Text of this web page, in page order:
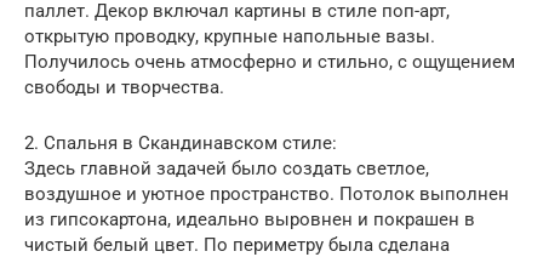
паллет. Декор включал картины в стиле поп-арт,
открытую проводку, крупные напольные вазы.
Получилось очень атмосферно и стильно, с ощущением
свободы и творчества.
2. Спальня в Скандинавском стиле:
Здесь главной задачей было создать светлое,
воздушное и уютное пространство. Потолок выполнен
из гипсокартона, идеально выровнен и покрашен в
чистый белый цвет. По периметру была сделана